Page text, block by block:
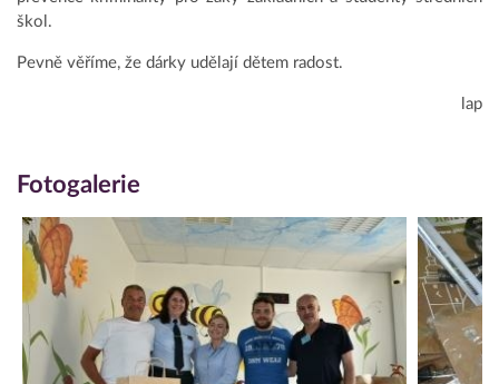
škol.
Pevně věříme, že dárky udělají dětem radost.
lap
Fotogalerie